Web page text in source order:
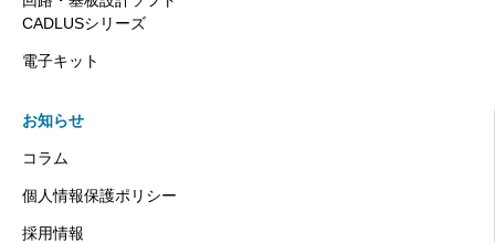
CADLUSシリーズ
電子キット
お知らせ
コラム
個人情報保護ポリシー
採用情報